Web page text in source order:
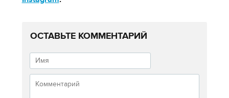
ОСТАВЬТЕ КОММЕНТАРИЙ